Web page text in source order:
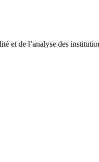
et de l’analyse des